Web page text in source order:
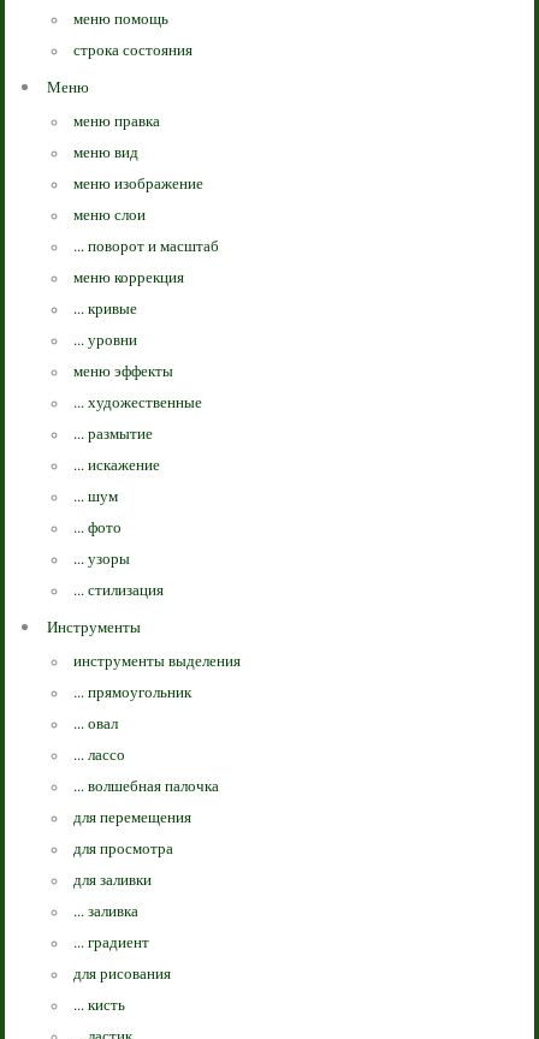
меню помощь
строка состояния
Меню
меню правка
меню вид
меню изображение
меню слои
... поворот и масштаб
меню коррекция
... кривые
... уровни
меню эффекты
... художественные
... размытие
... искажение
... шум
... фото
... узоры
... стилизация
Инструменты
инструменты выделения
... прямоугольник
... овал
... лассо
... волшебная палочка
для перемещения
для просмотра
для заливки
... заливка
... градиент
для рисования
... кисть